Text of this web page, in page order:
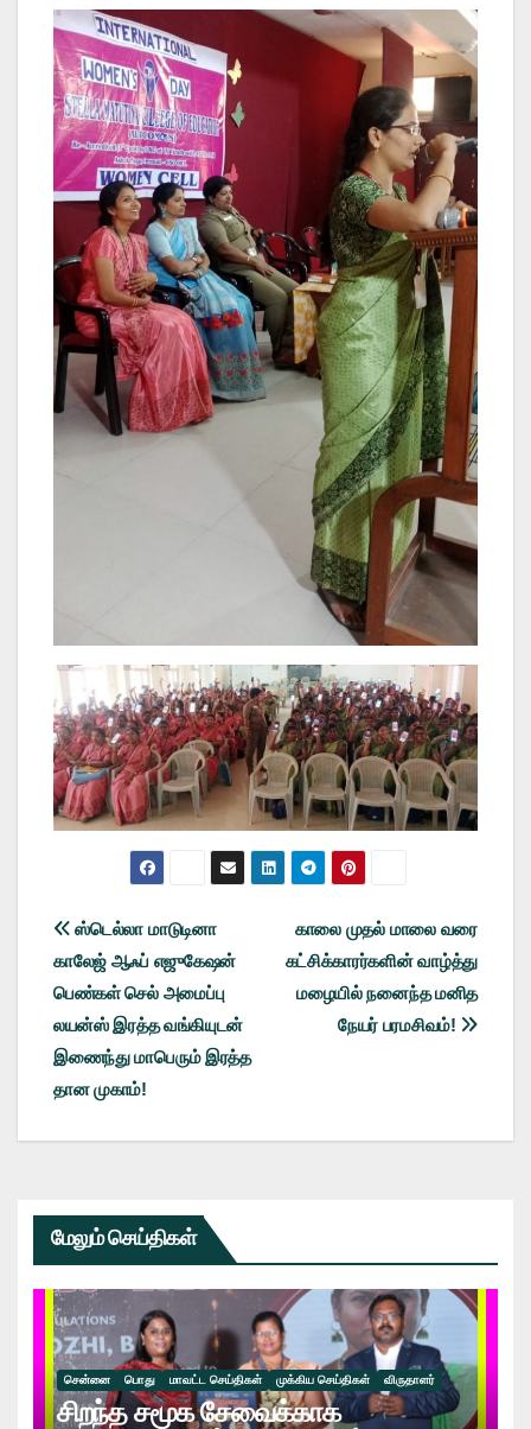
Post
navigation
காலை முதல் மாலை வரை
கட்சிக்காரர்களின் வாழ்த்து
மழையில் நனைந்த மனித
நேயர் பரமசிவம்!
ஸ்டெல்லா மாடுடினா
காலேஜ் ஆஃப் எஜுகேஷன்
பெண்கள் செல் அமைப்பு
லயன்ஸ் இரத்த வங்கியுடன்
இணைந்து மாபெரும் இரத்த
தான முகாம்!
மேலும் செய்திகள்
சென்னை பொது மாவட்ட செய்திகள் முக்கிய செய்திகள் விருதாளர்
சிறந்த சமூக சேவைக்காக